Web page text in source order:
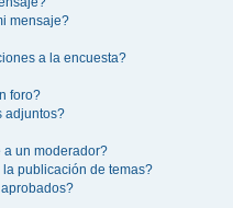
mensaje?
a la encuesta?
foro?
adjuntos?
a un moderador?
publicación de temas?